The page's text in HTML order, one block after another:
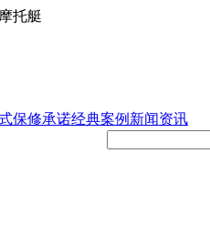
保修承诺经典案例 新闻资讯